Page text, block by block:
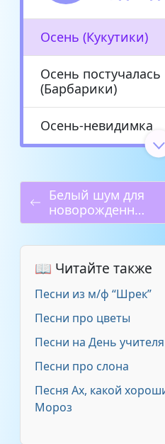
Осень (Кукутики)
Осень
(Барбарики)
Осень-невидимка
Осенний пейзаж
Осенние дорожки
Осень-раскрасавица
Что нам осень
Осенний блюз
Танец капелек
Белый шум для
новорожденны
х
📖 Читайте также
Песни из м/ф “Шрек”
Песни про цветы
Песни на День учителя
Песни про слона
Песня Ах, какой
Мороз